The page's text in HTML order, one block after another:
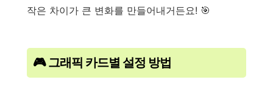
작은 차이가 큰 변화를 만들어내거든요! 🎯
🎮 그래픽 카드별 설정 방법